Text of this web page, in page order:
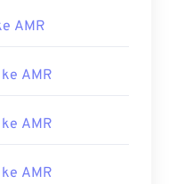
AMR
AMR
ke AMR
AMR